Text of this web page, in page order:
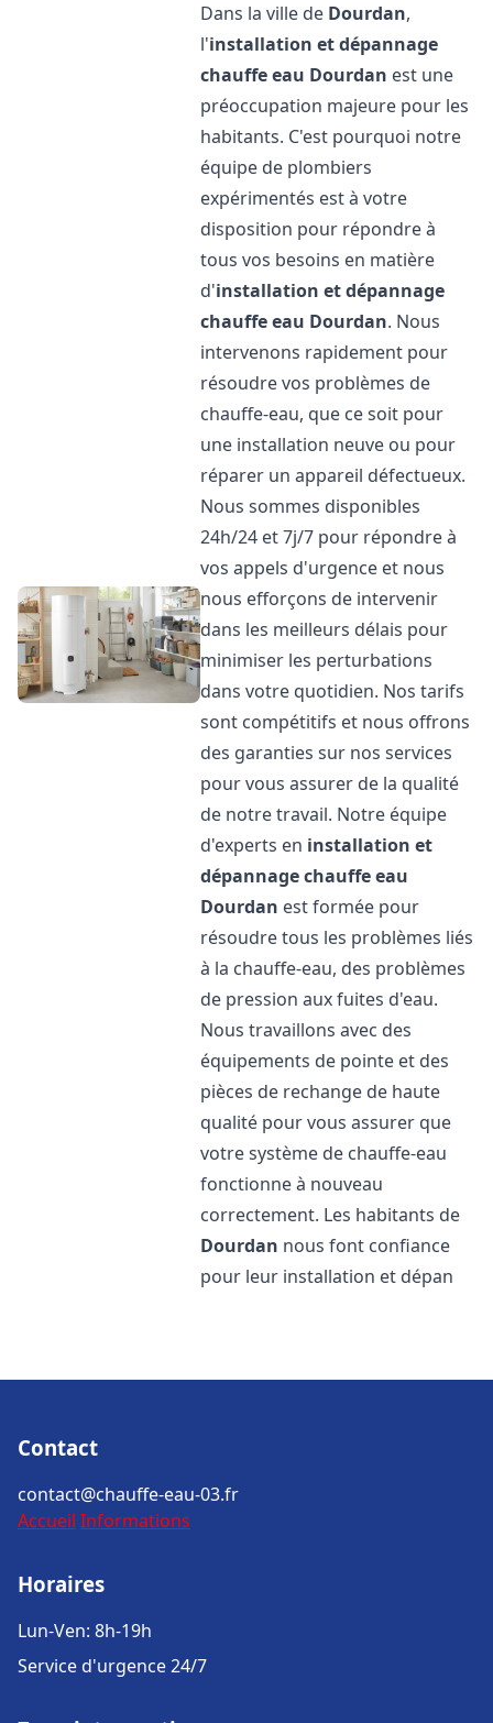
Dans la ville de Dourdan,
l'installation et dépannage
chauffe eau Dourdan est une
préoccupation majeure pour les
habitants. C'est pourquoi notre
équipe de plombiers
expérimentés est à votre
disposition pour répondre à
tous vos besoins en matière
d'installation et dépannage
chauffe eau Dourdan. Nous
intervenons rapidement pour
résoudre vos problèmes de
chauffe-eau, que ce soit pour
une installation neuve ou pour
réparer un appareil défectueux.
Nous sommes disponibles
24h/24 et 7j/7 pour répondre à
vos appels d'urgence et nous
nous efforçons de intervenir
dans les meilleurs délais pour
minimiser les perturbations
dans votre quotidien. Nos tarifs
sont compétitifs et nous offrons
des garanties sur nos services
pour vous assurer de la qualité
de notre travail. Notre équipe
d'experts en installation et
dépannage chauffe eau
Dourdan est formée pour
résoudre tous les problèmes liés
à la chauffe-eau, des problèmes
de pression aux fuites d'eau.
Nous travaillons avec des
équipements de pointe et des
pièces de rechange de haute
qualité pour vous assurer que
votre système de chauffe-eau
fonctionne à nouveau
correctement. Les habitants de
Dourdan nous font confiance
pour leur installation et dépan
Contact
contact@chauffe-eau-03.fr
Accueil Informations
Horaires
Lun-Ven: 8h-19h
Service d'urgence 24/7